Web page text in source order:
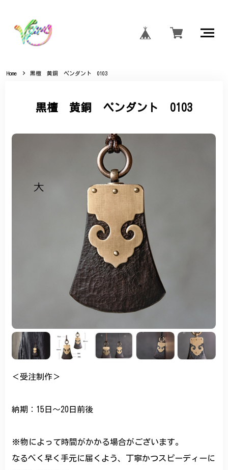
Home 黒檀 黄銅 ペンダント 0103
黒檀 黄銅 ペンダント 0103
＜受注制作＞
納期：15日～20日前後
※物によって時間がかかる場合がございます。
なるべく早く手元に届くよう、丁寧かつスピーディーに